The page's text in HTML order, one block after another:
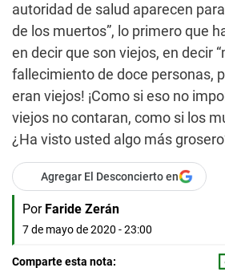
autoridad de salud aparecen
de los muertos”, lo primero que
en decir que son viejos, en decir
fallecimiento de doce personas,
eran viejos! ¡Como si eso no
viejos no contaran, como si los
¿Ha visto usted algo más
Agregar El Desconcierto en
Por Faride Zerán
7 de mayo de 2020 - 23:00
Comparte esta nota: